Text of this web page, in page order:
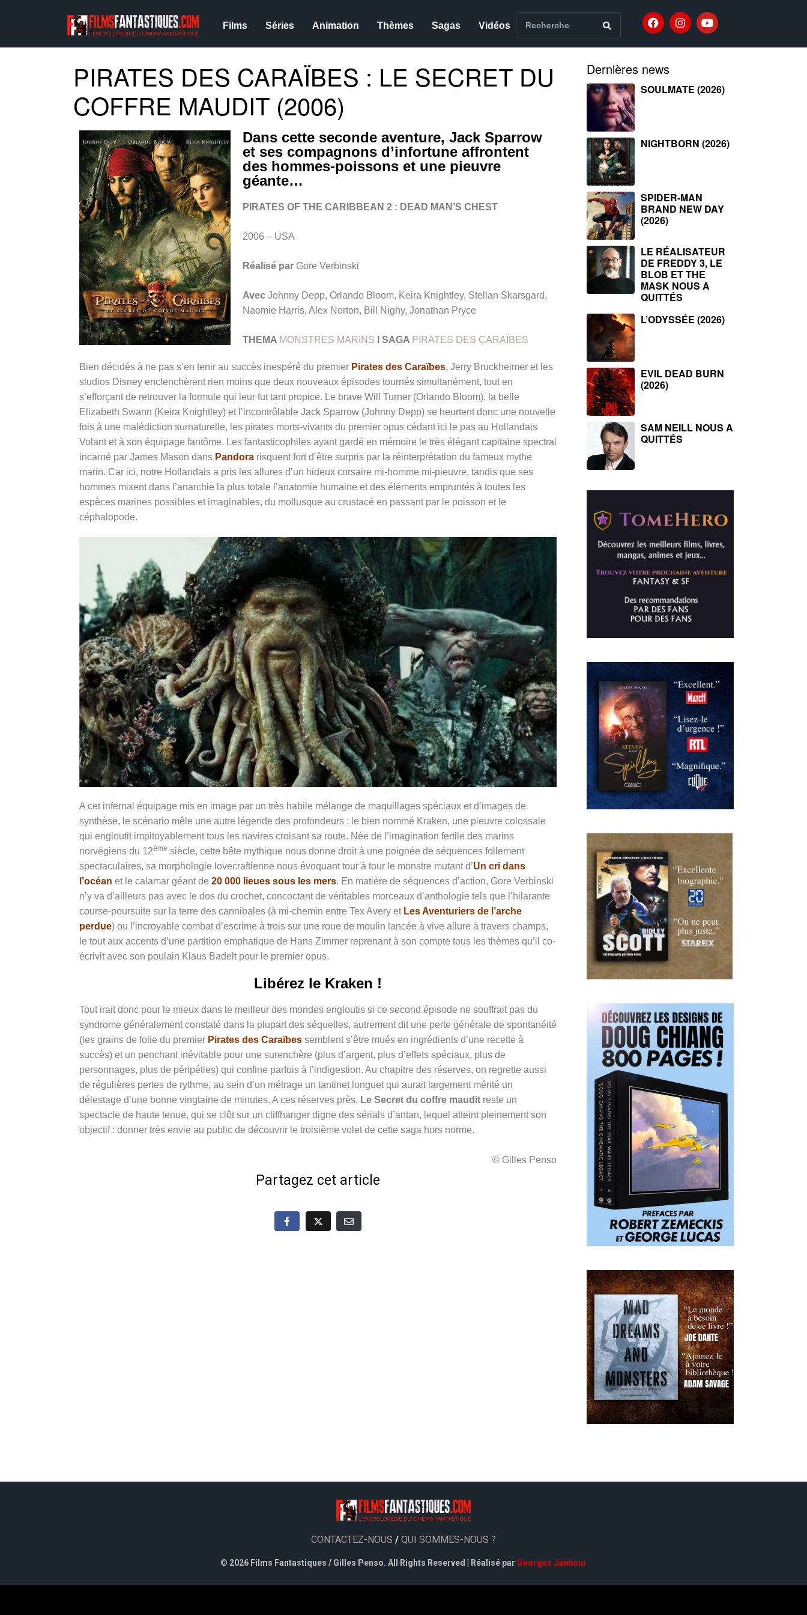
Films Séries Animation Thèmes Sagas Vidéos
PIRATES DES CARAÏBES : LE SECRET DU
COFFRE MAUDIT (2006)
Dans cette seconde aventure, Jack Sparrow
et ses compagnons d’infortune affrontent
des hommes-poissons et une pieuvre
géante…
PIRATES OF THE CARIBBEAN 2 : DEAD MAN’S CHEST
2006 – USA
Réalisé par Gore Verbinski
Avec Johnny Depp, Orlando Bloom, Keira Knightley, Stellan Skarsgard,
Naomie Harris, Alex Norton, Bill Nighy, Jonathan Pryce
THEMA MONSTRES MARINS I SAGA PIRATES DES CARAÏBES
Bien décidés à ne pas s’en tenir au succès inespéré du premier Pirates des Caraïbes, Jerry Bruckheimer et les
studios Disney enclenchèrent rien moins que deux nouveaux épisodes tournés simultanément, tout en
s’efforçant de retrouver la formule qui leur fut tant propice. Le brave Will Turner (Orlando Bloom), la belle
Elizabeth Swann (Keira Knightley) et l’incontrôlable Jack Sparrow (Johnny Depp) se heurtent donc une nouvelle
fois à une malédiction surnaturelle, les pirates morts-vivants du premier opus cédant ici le pas au Hollandais
Volant et à son équipage fantôme. Les fantasticophiles ayant gardé en mémoire le très élégant capitaine spectral
incarné par James Mason dans Pandora risquent fort d’être surpris par la réinterprétation du fameux mythe
marin. Car ici, notre Hollandais a pris les allures d’un hideux corsaire mi-homme mi-pieuvre, tandis que ses
hommes mixent dans l’anarchie la plus totale l’anatomie humaine et des éléments empruntés à toutes les
espèces marines possibles et imaginables, du mollusque au crustacé en passant par le poisson et le
céphalopode.
A cet infernal équipage mis en image par un très habile mélange de maquillages spéciaux et d’images de
synthèse, le scénario mêle une autre légende des profondeurs : le bien nommé Kraken, une pieuvre colossale
qui engloutit impitoyablement tous les navires croisant sa route. Née de l’imagination fertile des marins
norvégiens du 12ème siècle, cette bête mythique nous donne droit à une poignée de séquences follement
spectaculaires, sa morphologie lovecraftienne nous évoquant tour à tour le monstre mutant d’Un cri dans
l’océan et le calamar géant de 20 000 lieues sous les mers. En matière de séquences d’action, Gore Verbinski
n’y va d’ailleurs pas avec le dos du crochet, concoctant de véritables morceaux d’anthologie tels que l’hilarante
course-poursuite sur la terre des cannibales (à mi-chemin entre Tex Avery et Les Aventuriers de l’arche
perdue) ou l’incroyable combat d’escrime à trois sur une roue de moulin lancée à vive allure à travers champs,
le tout aux accents d’une partition emphatique de Hans Zimmer reprenant à son compte tous les thèmes qu’il co-
écrivit avec son poulain Klaus Badelt pour le premier opus.
Libérez le Kraken !
Tout irait donc pour le mieux dans le meilleur des mondes engloutis si ce second épisode ne souffrait pas du
syndrome généralement constaté dans la plupart des séquelles, autrement dit une perte générale de spontanéité
(les grains de folie du premier Pirates des Caraïbes semblent s’être mués en ingrédients d’une recette à
succès) et un penchant inévitable pour une surenchère (plus d’argent, plus d’effets spéciaux, plus de
personnages, plus de péripéties) qui confine parfois à l’indigestion. Au chapitre des réserves, on regrette aussi
de régulières pertes de rythme, au sein d’un métrage un tantinet longuet qui aurait largement mérité un
délestage d’une bonne vingtaine de minutes. A ces réserves près, Le Secret du coffre maudit reste un
spectacle de haute tenue, qui se clôt sur un cliffhanger digne des sérials d’antan, lequel atteint pleinement son
objectif : donner très envie au public de découvrir le troisième volet de cette saga hors norme.
© Gilles Penso
Partagez cet article
Dernières news
SOULMATE (2026)
NIGHTBORN (2026)
SPIDER-MAN
BRAND NEW DAY
(2026)
LE RÉALISATEUR
DE FREDDY 3, LE
BLOB ET THE
MASK NOUS A
QUITTÉS
L’ODYSSÉE (2026)
EVIL DEAD BURN
(2026)
SAM NEILL NOUS A
QUITTÉS
CONTACTEZ-NOUS / QUI SOMMES-NOUS ?
© 2026 Films Fantastiques / Gilles Penso. All Rights Reserved | Réalisé par Georges Jabbour